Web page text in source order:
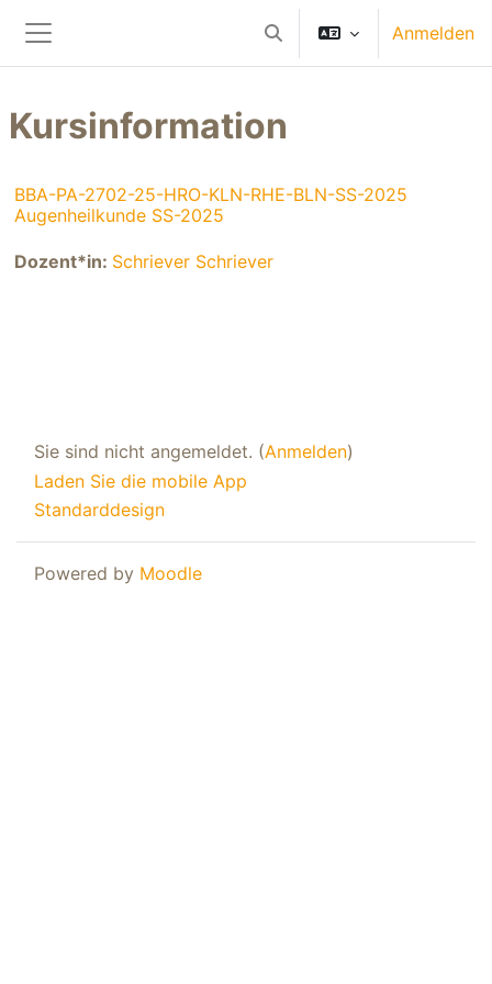
Website-Übersicht
Sucheingabe umschalten
Anmelden
Kursinformation
BBA-PA-2702-25-HRO-KLN-RHE-BLN-SS-2025
Augenheilkunde SS-2025
Dozent*in: Schriever Schriever
Sie sind nicht angemeldet. (Anmelden)
Laden Sie die mobile App
Standarddesign
Powered by Moodle